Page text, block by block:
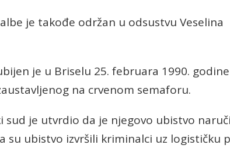
je takođe održan u odsustvu Veselina
je u Briselu 25. februara 1990.
na crvenom semaforu.
sud je utvrdio da je njegovo ubistvo
su ubistvo izvršili kriminalci uz logističku